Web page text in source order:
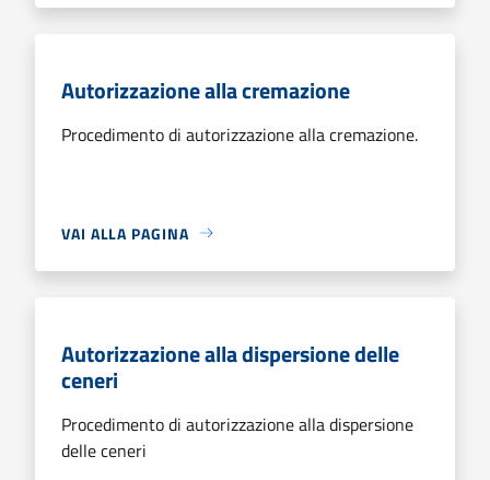
Autorizzazione alla cremazione
Procedimento di autorizzazione alla cremazione.
VAI ALLA PAGINA
Autorizzazione alla dispersione delle
ceneri
Procedimento di autorizzazione alla dispersione
delle ceneri